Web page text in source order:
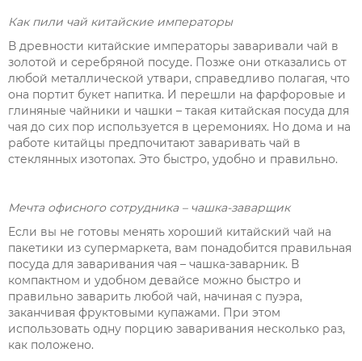
Как пили чай китайские императоры
В древности китайские императоры заваривали чай в
золотой и серебряной посуде. Позже они отказались от
любой металлической утвари, справедливо полагая, что
она портит букет напитка. И перешли на фарфоровые и
глиняные чайники и чашки – такая китайская посуда для
чая до сих пор используется в церемониях. Но дома и на
работе китайцы предпочитают заваривать чай в
стеклянных изотопах. Это быстро, удобно и правильно.
Мечта офисного сотрудника – чашка-заварщик
Если вы не готовы менять хороший китайский чай на
пакетики из супермаркета, вам понадобится правильная
посуда для заваривания чая – чашка-заварник. В
компактном и удобном девайсе можно быстро и
правильно заварить любой чай, начиная с пуэра,
заканчивая фруктовыми купажами. При этом
использовать одну порцию заваривания несколько раз,
как положено.